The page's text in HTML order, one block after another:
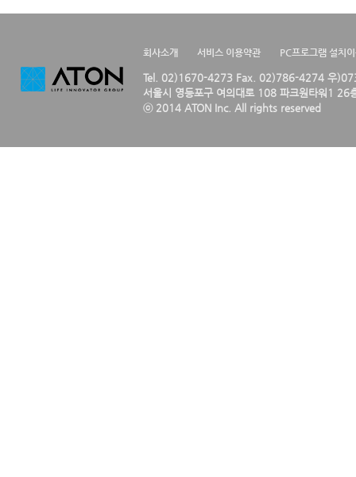
회사소개 서비스 이용약관 PC프로그램 설치
Tel. 02)1670-4273 Fax. 02)786-4274 우
서울시 영등포구 여의대로 108 파크원타워1 26
ⓒ 2014 ATON Inc. All rights reserved